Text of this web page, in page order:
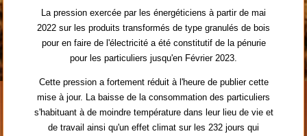
La pression exercée par les énergéticiens à partir de mai
2022 sur les produits transformés de type granulés de bois
pour en faire de l'électricité a été constitutif de la pénurie
pour les particuliers jusqu'en Février 2023.
Cette pression a fortement réduit à l'heure de publier cette
mise à jour. La baisse de la consommation des particuliers
s'habituant à de moindre température dans leur lieu de vie et
de travail ainsi qu'un effet climat sur les 232 jours qui